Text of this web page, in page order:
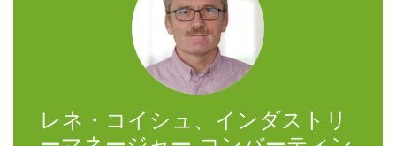
レネ・コイシュ、インダストリ